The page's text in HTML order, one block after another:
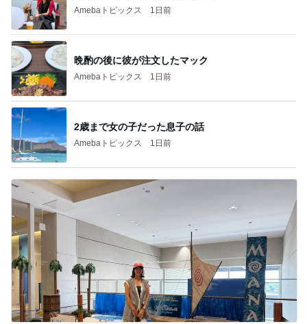
Amebaトピックス 1日前
晩酌の後に彼が注文したマック
Amebaトピックス 1日前
2歳まで女の子だった息子の話
Amebaトピックス 1日前